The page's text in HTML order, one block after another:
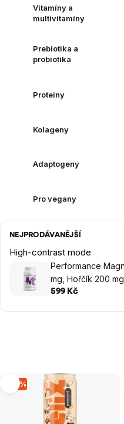
Vitamíny a
multivitamíny
Prebiotika a
probiotika
Proteiny
Kolageny
Adaptogeny
Pro vegany
NEJPRODÁVANĚJŠÍ
High-contrast mode
Performance
mg, Hořčík 200
P5P, 100 vegan
599 Kč
Výpis
produktů
–15 %